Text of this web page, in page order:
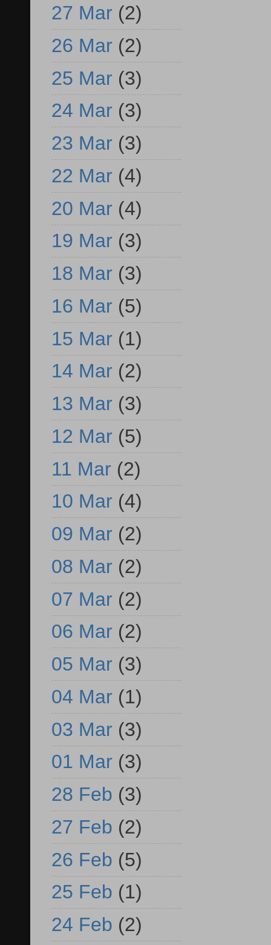
27 Mar (2)
26 Mar (2)
25 Mar (3)
24 Mar (3)
23 Mar (3)
22 Mar (4)
20 Mar (4)
19 Mar (3)
18 Mar (3)
16 Mar (5)
15 Mar (1)
14 Mar (2)
13 Mar (3)
12 Mar (5)
11 Mar (2)
10 Mar (4)
09 Mar (2)
08 Mar (2)
07 Mar (2)
06 Mar (2)
05 Mar (3)
04 Mar (1)
03 Mar (3)
01 Mar (3)
28 Feb (3)
27 Feb (2)
26 Feb (5)
25 Feb (1)
24 Feb (2)